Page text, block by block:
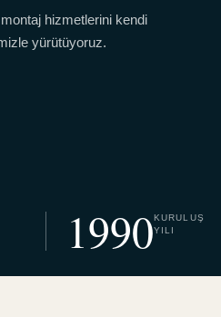
hizmetlerini kendi
yürütüyoruz.
1990KURULUŞ
YILI